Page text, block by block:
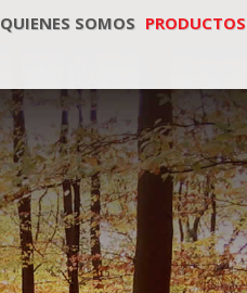
QUIENES SOMOS PRODUCTOS